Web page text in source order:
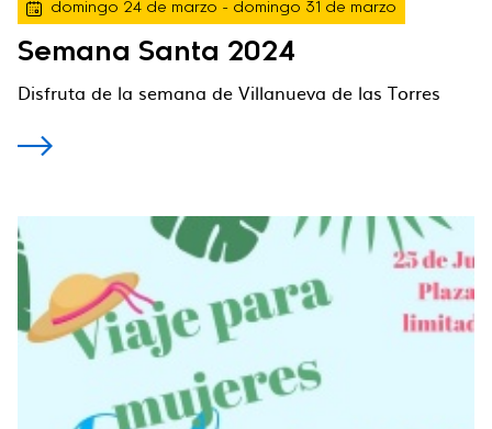
domingo 24 de marzo - domingo 31 de marzo
Semana Santa 2024
Disfruta de la semana de Villanueva de las Torres